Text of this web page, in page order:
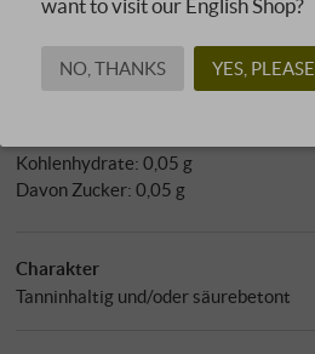
Allergene
enthält Sulfite
Nährwertangaben pro 100 ml
Kohlenhydrate: 0,05 g
Davon Zucker: 0,05 g
Charakter
Tanninhaltig und/oder säurebetont
want to visit our English Shop?
NO, THANKS YES, PLEASE